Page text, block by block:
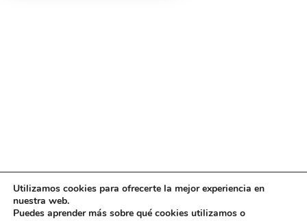
Diseñojuangmendez. Copyright © 2026DMT·Aviso
Legal|Política de privacidad
Utilizamos cookies para ofrecerte la mejor experiencia en
nuestra web.
Puedes aprender más sobre qué cookies utilizamos o